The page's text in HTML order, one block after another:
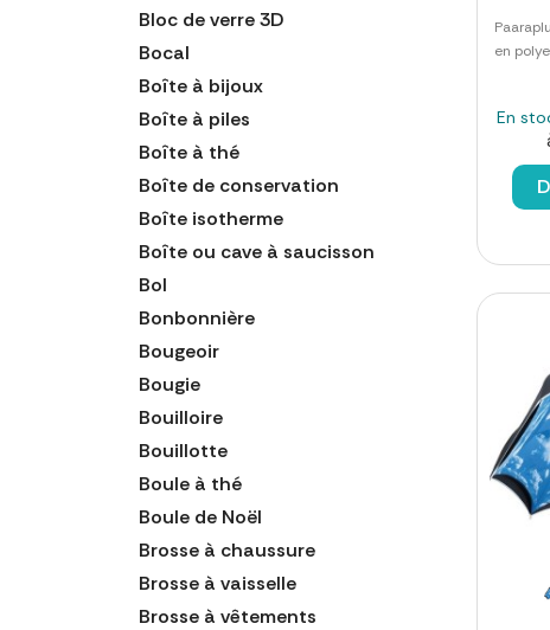
Bloc de verre 3D
Bocal
Boîte à bijoux
Boîte à piles
Boîte à thé
Boîte de conservation
Boîte isotherme
Boîte ou cave à saucisson
Bol
Bonbonnière
Bougeoir
Bougie
Bouilloire
Bouillotte
Boule à thé
Boule de Noël
Brosse à chaussure
Brosse à vaisselle
Brosse à vêtements
en
En